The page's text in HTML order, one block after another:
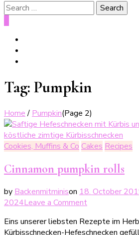
Search
for:
Tag: Pumpkin
Home / Pumpkin(Page 2)
Cookies, Muffins & Co Cakes Recipes
Cinnamon pumpkin rolls
by Backenmitminison 18. October
2024Leave a Commenton
Eins unserer liebsten Rezepte im
Kürbisschnecken-Hefeschnecken